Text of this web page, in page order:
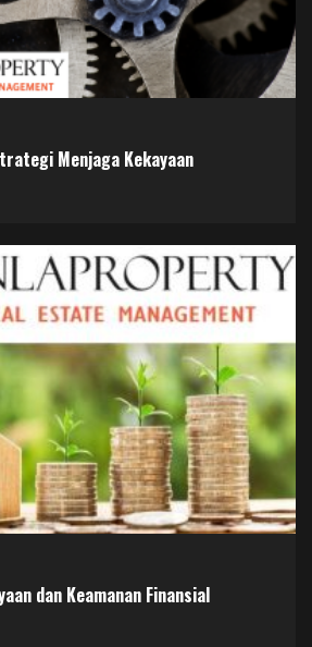
Menjaga Kekayaan
dan Keamanan Finansial